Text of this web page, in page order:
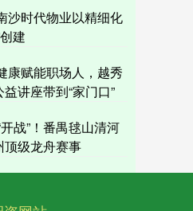
沙时代物业以精细化
建
康赋能职场人，越秀
讲座带到“家门口”
战”！番禺毬山清河
顶级龙舟赛事